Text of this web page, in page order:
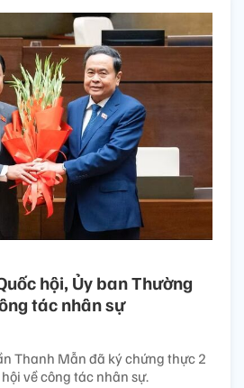
hội, Ủy ban Thường
tác nhân sự
Thanh Mẫn đã ký chứng thực 2
về công tác nhân sự.